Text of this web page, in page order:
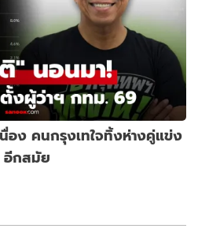
อง คนกรุงเทใจทิ้งห่างคู่แข่ง
อีกสมัย